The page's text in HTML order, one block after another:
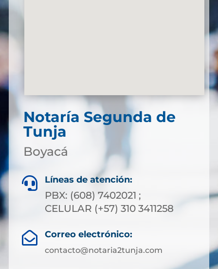
Notaría Segunda de
Tunja
Boyacá
 Líneas de atención:
PBX: (608) 7402021 ;
CELULAR (+57) 310 3411258
 Correo electrónico:
contacto@notaria2tunja.com